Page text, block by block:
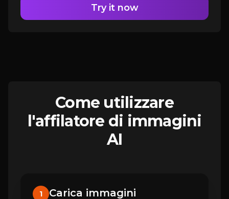
Try it now
Come utilizzare
l'affilatore di immagini
AI
1 Carica immagini